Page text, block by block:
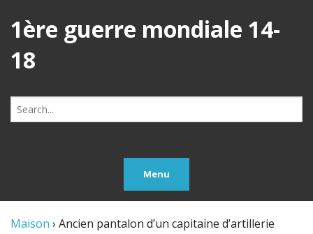
1ère guerre mondiale 14-
18
Search
for:
Menu
Maison › Ancien pantalon d’un capitaine d’artillerie